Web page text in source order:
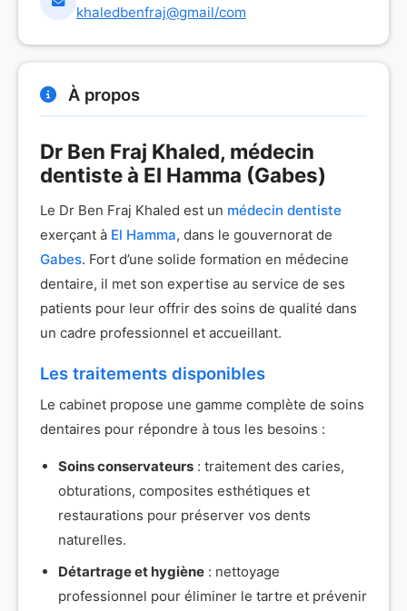
khaledbenfraj@gmail/com
À propos
Dr Ben Fraj Khaled, médecin
dentiste à El Hamma (Gabes)
Le Dr Ben Fraj Khaled est un médecin dentiste
exerçant à El Hamma, dans le gouvernorat de
Gabes. Fort d’une solide formation en médecine
dentaire, il met son expertise au service de ses
patients pour leur offrir des soins de qualité dans
un cadre professionnel et accueillant.
Les traitements disponibles
Le cabinet propose une gamme complète de soins
dentaires pour répondre à tous les besoins :
Soins conservateurs : traitement des caries,
obturations, composites esthétiques et
restaurations pour préserver vos dents
naturelles.
Détartrage et hygiène : nettoyage
professionnel pour éliminer le tartre et prévenir